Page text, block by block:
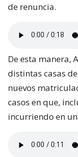
de renuncia.
De esta manera,
distintas casas
nuevos
casos en que,
incurriendo en